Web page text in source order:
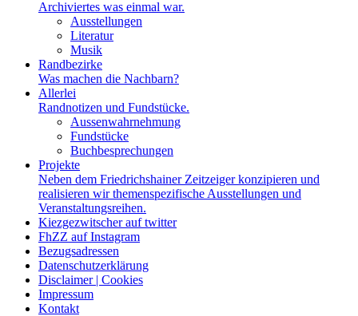
Archiviertes was einmal war.
Ausstellungen
Literatur
Musik
Randbezirke
Was machen die Nachbarn?
Allerlei
Randnotizen und Fundstücke.
Aussenwahrnehmung
Fundstücke
Buchbesprechungen
Projekte
Neben dem Friedrichshainer Zeitzeiger konzipieren und
realisieren wir themenspezifische Ausstellungen und
Veranstaltungsreihen.
Kiezgezwitscher auf twitter
FhZZ auf Instagram
Bezugsadressen
Datenschutzerklärung
Disclaimer | Cookies
Impressum
Kontakt